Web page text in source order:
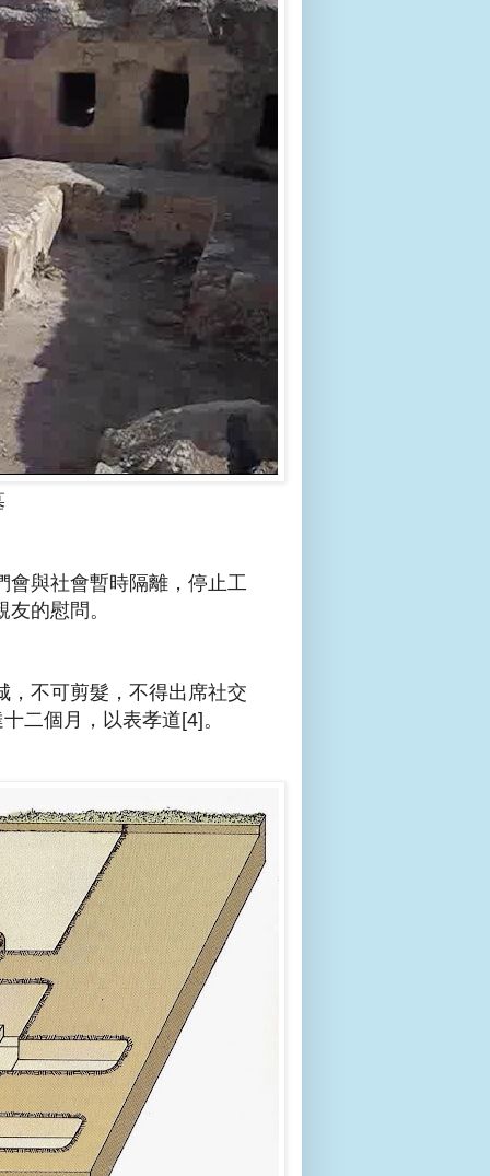
會與社會暫時隔離，停止工
的慰問。
，不可剪髮，不得出席社交
二個月，以表孝道[4]。